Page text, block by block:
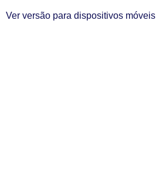
Ver versão para dispositivos móveis